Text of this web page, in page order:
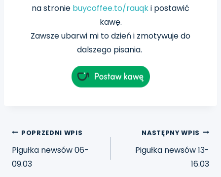
nastronie buycoffee.to/rauqki postawić
kawę.
Zawsze ubarwi mi to dzień i zmotywuje do
dalszego pisania.
POPRZEDNI WPIS
Pigułka newsów 06-
09.03
NASTĘPNY WPIS
Pigułka newsów 13-
16.03